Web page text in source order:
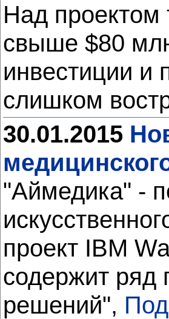
Над проектом
свыше $80
инвестиции и
слишком
30.01.2015
"Аймедика" -
проект IBM
содержит ряд
решений",